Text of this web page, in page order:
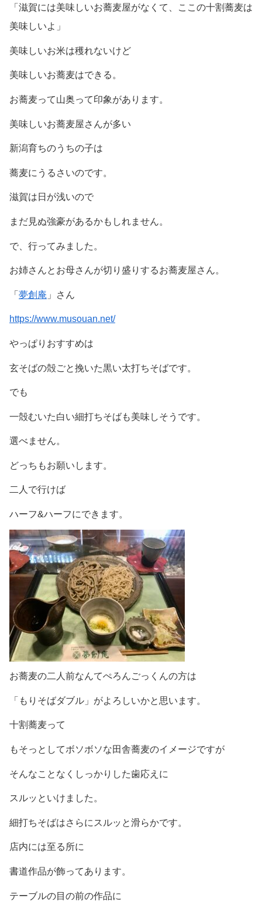
「滋賀には美味しいお蕎麦屋がなくて、ここの十割蕎麦は
美味しいよ」
美味しいお米は穫れないけど
美味しいお蕎麦はできる。
お蕎麦って山奥って印象があります。
美味しいお蕎麦屋さんが多い
新潟育ちのうちの子は
蕎麦にうるさいのです。
滋賀は日が浅いので
まだ見ぬ強豪があるかもしれません。
で、行ってみました。
お姉さんとお母さんが切り盛りするお蕎麦屋さん。
「 夢創庵 」さん
https://www.musouan.net/
やっぱりおすすめは
玄そばの殻ごと挽いた黒い太打ちそばです。
でも
一殻むいた白い細打ちそばも美味しそうです。
選べません。
どっちもお願いします。
二人で行けば
ハーフ&ハーフにできます。
お蕎麦の二人前なんてぺろんごっくんの方は
「もりそばダブル」がよろしいかと思います。
十割蕎麦って
もそっとしてボソボソな田舎蕎麦のイメージですが
そんなことなくしっかりした歯応えに
スルッといけました。
細打ちそばはさらにスルッと滑らかです。
店内には至る所に
書道作品が飾ってあります。
テーブルの目の前の作品に